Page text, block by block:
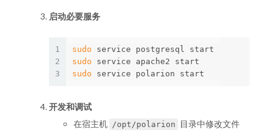
启动必要服务
1
2
3
sudo
sudo
sudo
开发和调试
在宿主机 /opt/polarion
目录中修改文件